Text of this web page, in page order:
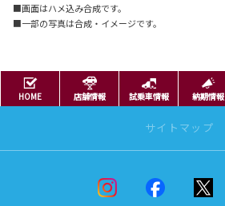
■画面はハメ込み合成です。
■一部の写真は合成・イメージです。
HOME 店舗情報 試乗車情報 納期情報
サイトマップ